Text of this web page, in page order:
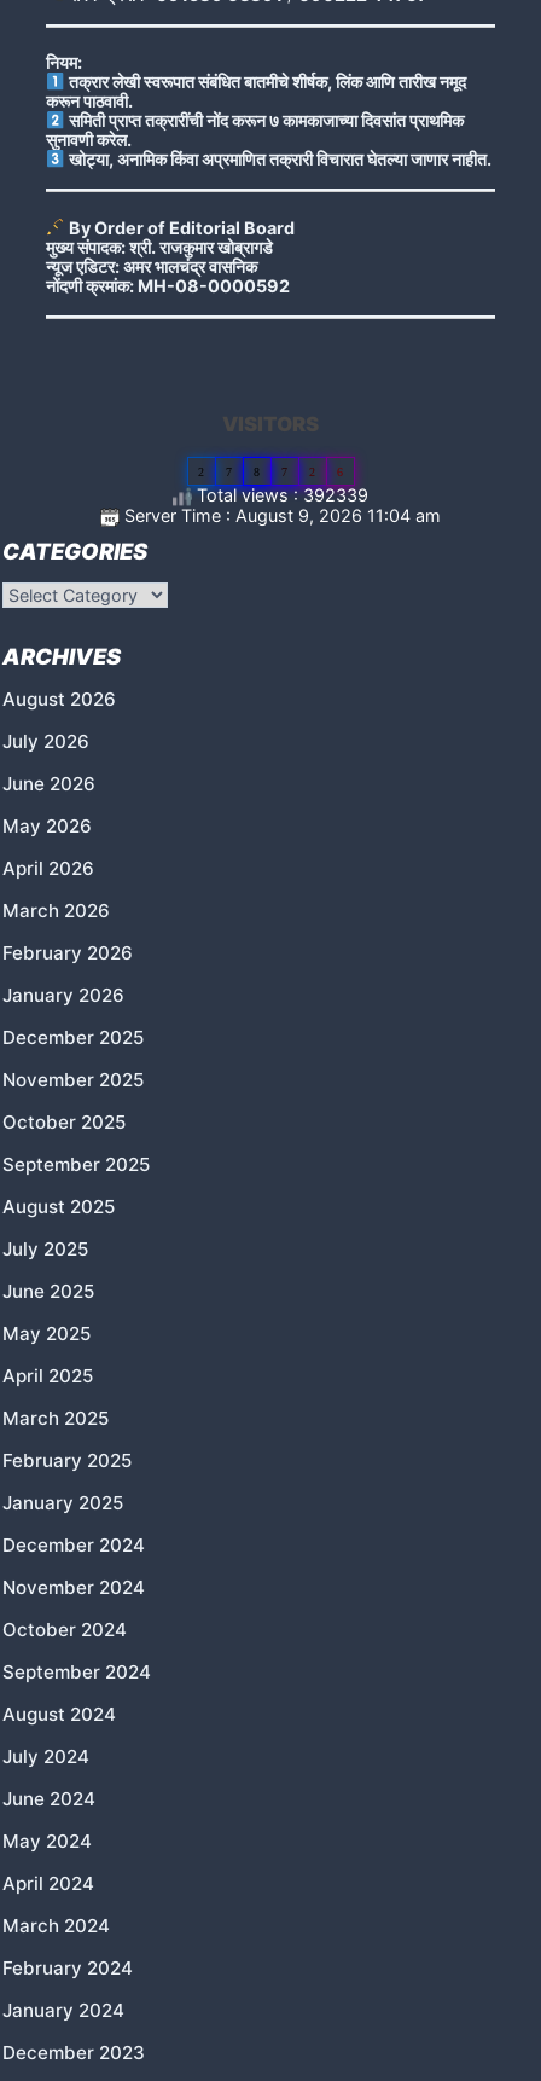
नियम:
तक्रार लेखी स्वरूपात संबंधित बातमीचे शीर्षक, लिंक आणि तारीख नमूद
करून पाठवावी.
समिती प्राप्त तक्रारींची नोंद करून ७ कामकाजाच्या दिवसांत प्राथमिक
सुनावणी करेल.
खोट्या, अनामिक किंवा अप्रमाणित तक्रारी विचारात घेतल्या जाणार नाहीत.
By Order of Editorial Board
मुख्य संपादक: श्री. राजकुमार खोब्रागडे
न्यूज एडिटर: अमर भालचंद्र वासनिक
नोंदणी क्रमांक: MH-08-0000592
VISITORS
2 7 8 7 2 6
Total views : 392339
Server Time : August 9, 2026 11:04 am
CATEGORIES
Categories
ARCHIVES
August 2026
July 2026
June 2026
May 2026
April 2026
March 2026
February 2026
January 2026
December 2025
November 2025
October 2025
September 2025
August 2025
July 2025
June 2025
May 2025
April 2025
March 2025
February 2025
January 2025
December 2024
November 2024
October 2024
September 2024
August 2024
July 2024
June 2024
May 2024
April 2024
March 2024
February 2024
January 2024
December 2023